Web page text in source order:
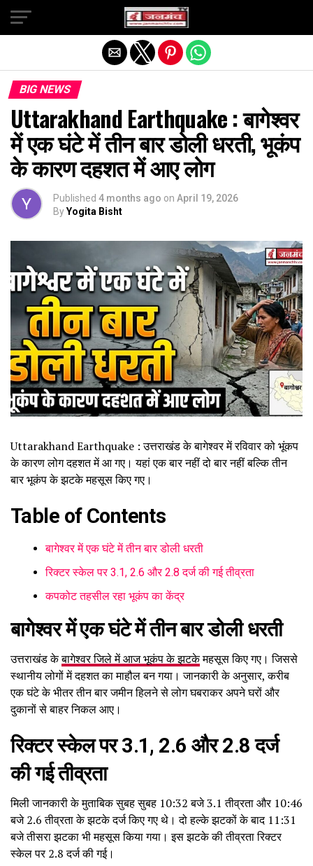
BIG NEWS
Uttarakhand Earthquake : बागेश्वर
में एक घंटे में तीन बार डोली धरती, भूकंप
के कारण दहशत में आए लोग
Published 4 months ago on April 19, 2026
ByYogita Bisht
Uttarakhand Earthquake : उत्तराखंड के बागेश्वर में रविवार को भूंकप
के कारण लोग दहशत में आ गए। यहां एक बार नहीं दो बार नहीं बल्कि तीन
बार भूकंप के झटके महसूस किए गए।
Table of Contents
बागेश्वर में एक घंटे में तीन बार डोली धरती
रिक्टर स्केल पर 3.1, 2.6 और 2.8 दर्ज की गई तीव्रता
कपकोट तहसील रहा भूकंप का केंद्र
बागेश्वर में एक घंटे में तीन बार डोली धरती
उत्तराखंड केबागेश्वर जिले में आज भूकंप के झटकेमहसूस किए गए। जिससे
स्थानीय लोगों में दहशत का माहौल बन गया। जानकारी के अनुसार, करीब
एक घंटे के भीतर तीन बार जमीन हिलने से लोग घबराकर अपने घरों और
दुकानों से बाहर निकल आए।
रिक्टर स्केल पर 3.1, 2.6 और 2.8 दर्ज
की गई तीव्रता
मिली जानकारी के मुताबिक सुबह सुबह 10:32 बजे 3.1 तीव्रता और 10:46
बजे 2.6 तीव्रता के झटके दर्ज किए गए थे। दो हल्के झटकों के बाद 11:31
बजे तीसरा झटका भी महसूस किया गया। इस झटके की तीव्रता रिक्टर
स्केल पर 2.8 दर्ज की गई।
Exit mobile version